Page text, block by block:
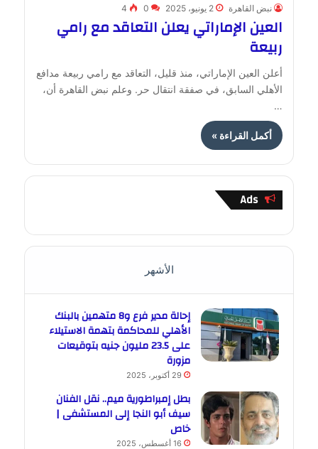
نبض القاهرة 2 يونيو، 2025 0
4
العين الإماراتي يعلن التعاقد مع رامي
ربيعة
أعلن العين الإماراتي، منذ قليل، التعاقد مع رامي ربيعة مدافع
الأهلي السابق، في صفقة انتقال حر. وعلم نبض القاهرة أن،
…
أكمل القراءة »
Ads
الأشهر
إحالة مدير فرع و8 متهمين بالبنك
الأهلي للمحاكمة بتهمة الاستيلاء
على 23.5 مليون جنيه بتوقيعات
مزورة
29 أكتوبر، 2025
بطل إمبراطورية ميم.. نقل الفنان
سيف أبو النجا إلى المستشفى |
خاص
16 أغسطس، 2025